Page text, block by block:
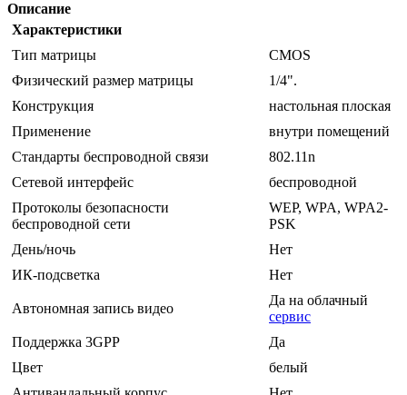
Описание
Характеристики
Тип матрицы
CMOS
Физический размер матрицы
1/4".
Конструкция
настольная плоская
Применение
внутри помещений
Стандарты беспроводной связи
802.11n
Сетевой интерфейс
беспроводной
Протоколы безопасности
беспроводной сети
WEP, WPA, WPA2-
PSK
День/ночь
Нет
ИК-подсветка
Нет
Автономная запись видео
Да на облачный
сервис
Поддержка 3GPP
Да
Цвет
белый